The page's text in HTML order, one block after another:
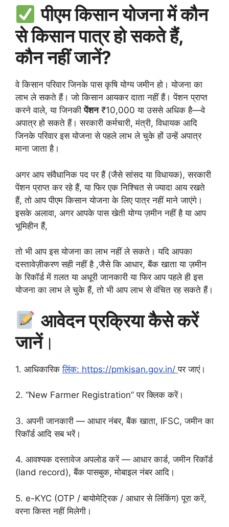
पीएम किसान योजना में कौन
से किसान पात्र हो सकते हैं,
कौन नहीं जानें?
वे किसान परिवार जिनके पास कृषि योग्य जमीन हो। योजना का
लाभ ले सकते हैं। जो किसान आयकर दाता नहीं हैं। पेंशन प्राप्त
करने वाले, या जिनकीपेंशन₹10,000 या उससे अधिक है—वे
अपात्र हो सकते हैं। सरकारी कर्मचारी, मंत्री, विधायक आदि
जिनके परिवार इस योजना से पहले लाभ ले चुके हों उन्हें अपात्र
माना जाता है।
अगर आप संवैधानिक पद पर हैं (जैसे सांसद या विधायक), सरकारी
पेंशन प्राप्त कर रहे हैं, या फिर एक निश्चित से ज्यादा आय रखते
हैं, तो आप पीएम किसान योजना के लिए पात्र नहीं माने जाएंगे।
इसके अलावा, अगर आपके पास खेती योग्य ज़मीन नहीं है या आप
भूमिहीन हैं,
तो भी आप इस योजना का लाभ नहीं ले सकते। यदि आपका
दस्तावेज़ीकरण सही नहीं है ,जैसे कि आधार, बैंक खाता या ज़मीन
के रिकॉर्ड में ग़लत या अधूरी जानकारी या फिर आप पहले ही इस
योजना का लाभ ले चुके हैं, तो भी आप लाभ से वंचित रह सकते हैं।
आवेदन प्रक्रिया कैसे करें
जानें।
1. आधिकारिकलिंक: https://pmkisan.gov.in/पर जाएं।
2. “New Farmer Registration” पर क्लिक करें।
3. अपनी जानकारी — आधार नंबर, बैंक खाता, IFSC, जमीन का
रिकॉर्ड आदि सब भरें।
4. आवश्यक दस्तावेज अपलोड करें — आधार कार्ड, जमीन रिकॉर्ड
(land record), बैंक पासबुक, मोबाइल नंबर आदि।
5. e-KYC (OTP / बायोमेट्रिक / आधार से लिंकिंग) पूरा करें,
वरना किस्त नहीं मिलेगी।